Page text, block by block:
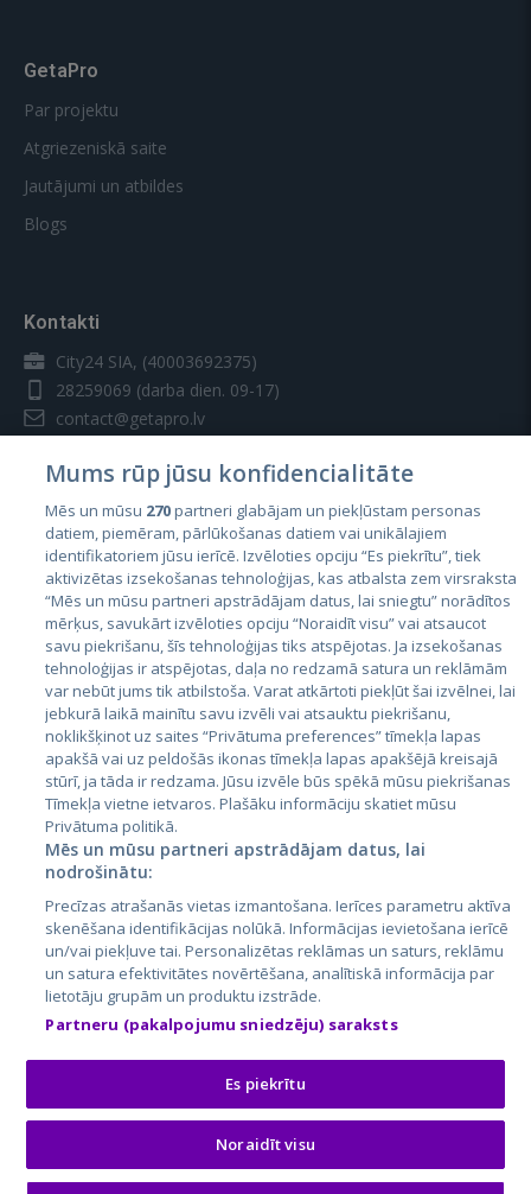
GetaPro
Par projektu
Atgriezeniskā saite
Jautājumi un atbildes
Blogs
Kontakti
City24 SIA, (40003692375)
28259069 (darba dien. 09-17)
contact@getapro.lv
Valstis
Igaunija
Latvija
Lietuva
City24.ee
GetaPro.lv
GetaPro.ee
Skelbiu.lt
Autoplius.lt
Aruodas.lt
Kainos.lt
Paslaugos.lt
auto24.ee
KV.ee
Osta.ee
KuldneBörs.ee
© 2026 GetaPro. Visas tiesības aizsargātas.
Mums rūp jūsu konfidencialitāte
Mēs un mūsu 270partneri glabājam un piekļūstam personas
datiem, piemēram, pārlūkošanas datiem vai unikālajiem
identifikatoriem jūsu ierīcē. Izvēloties opciju “Es piekrītu”, tiek
aktivizētas izsekošanas tehnoloģijas, kas atbalsta zem virsraksta
“Mēs un mūsu partneri apstrādājam datus, lai sniegtu” norādītos
mērķus, savukārt izvēloties opciju “Noraidīt visu” vai atsaucot
savu piekrišanu, šīs tehnoloģijas tiks atspējotas. Ja izsekošanas
tehnoloģijas ir atspējotas, daļa no redzamā satura un reklāmām
var nebūt jums tik atbilstoša. Varat atkārtoti piekļūt šai izvēlnei, lai
jebkurā laikā mainītu savu izvēli vai atsauktu piekrišanu,
noklikšķinot uz saites “Privātuma preferences” tīmekļa lapas
apakšā vai uz peldošās ikonas tīmekļa lapas apakšējā kreisajā
stūrī, ja tāda ir redzama. Jūsu izvēle būs spēkā mūsu piekrišanas
Tīmekļa vietne ietvaros. Plašāku informāciju skatiet mūsu
Privātuma politikā.
Mēs un mūsu partneri apstrādājam datus, lai
nodrošinātu:
Precīzas atrašanās vietas izmantošana. Ierīces parametru aktīva
skenēšana identifikācijas nolūkā. Informācijas ievietošana ierīcē
un/vai piekļuve tai. Personalizētas reklāmas un saturs, reklāmu
un satura efektivitātes novērtēšana, analītiskā informācija par
lietotāju grupām un produktu izstrāde.
Partneru (pakalpojumu sniedzēju) saraksts
Es piekrītu
Noraidīt visu